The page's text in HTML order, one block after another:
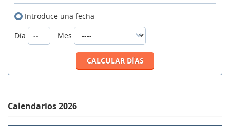
Introduce una fecha
Día
Mes
Calendarios 2026